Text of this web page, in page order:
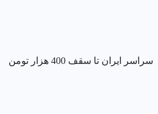
سراسر ایران تا سقف 400 هزار تومن